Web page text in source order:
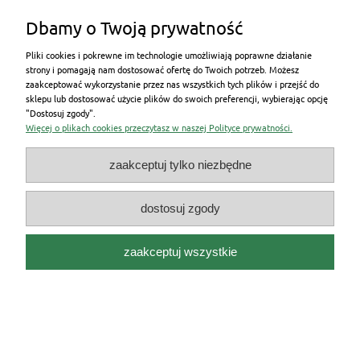
New Energy Poland Sp. z o.o. występujący w
roli pośrednika kredytowego informuje swoich Klientów o
możliwości skorzystania z propozycji kredytu na zakup
towarów i usług oferowanego przez Santander Consumer
Bank S.A., udostępnia swoim Klientom wniosek o kredyt na
zakup towarów i usług oraz przyjmuje oświadczenia o
odstąpieniu od umów o kredyt na zakup towarów i usług
zawartych przez Santander Consumer Bank S.A. za
pośrednictwem New Energy Poland Sp. z o.o.
Niniejsza propozycja nie jest ofertą w rozumieniu art. 66
Kodeksu Cywilnego. Decyzja o przyznaniu i warunkach
kredytu z uwzględnieniem oceny aktualnej sytuacji Klienta
zostanie podjęta przez Bank. Szczegóły
Dbamy o Twoją prywatność
Pliki cookies i pokrewne im technologie umożliwiają poprawne działanie
strony i pomagają nam dostosować ofertę do Twoich potrzeb. Możesz
zaakceptować wykorzystanie przez nas wszystkich tych plików i przejść do
sklepu lub dostosować użycie plików do swoich preferencji, wybierając opcję
"Dostosuj zgody".
Więcej o plikach cookies przeczytasz w naszej Polityce prywatności.
zaakceptuj tylko niezbędne
dostosuj zgody
zaakceptuj wszystkie